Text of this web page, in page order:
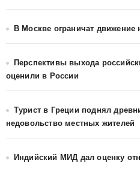
В Москве ограничат
Перспективы выхода
оценили в России
Турист в Греции поднял
недовольство местных жителей
Индийский МИД дал оценку